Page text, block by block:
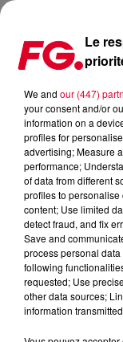
LE DJ ECOSSAIS
Publié : 14 octobre
Le
We and our (447)
your consent and/or
information on a
profiles for
advertising; Measure
performance;
of data from different
profiles to
content; Use limited
detect fraud, and fix
Save and
process personal
following
requested; Use
other data sources;
information